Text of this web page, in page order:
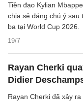
19/7
Tiền đạo Kylian
chia sẻ đáng chú ý sau
ba tại World Cup 2026.
Rayan Cherki
Didier
Rayan Cherki đã xảy